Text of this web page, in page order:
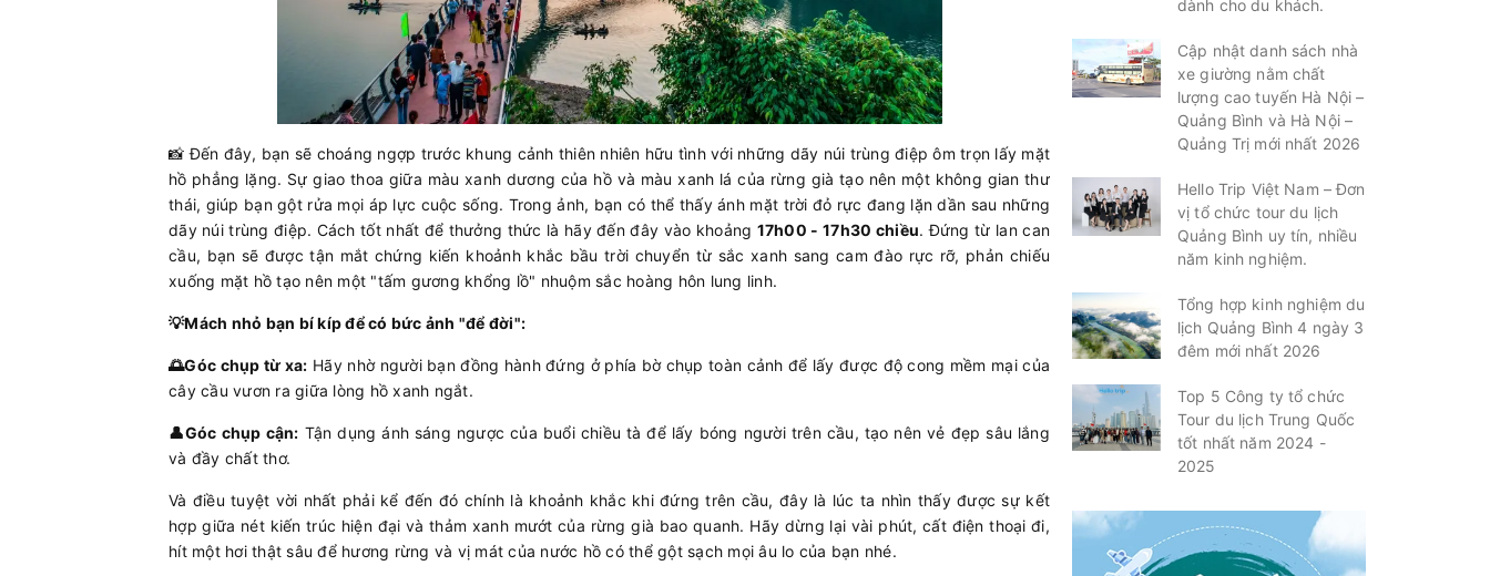
📸Đến đây, bạn sẽ choáng ngợp trước khung cảnh thiên nhiên hữu tình với những dãy núi trùng điệp ôm trọn lấy mặt
hồ phẳng lặng. Sự giao thoa giữa màu xanh dương của hồ và màu xanh lá của rừng già tạo nên một không gian thư
thái, giúp bạn gột rửa mọi áp lực cuộc sống. Trong ảnh, bạn có thể thấy ánh mặt trời đỏ rực đang lặn dần sau những
dãy núi trùng điệp. Cách tốt nhất để thưởng thức là hãy đến đây vào khoảng 17h00 - 17h30 chiều. Đứng từ lan can
cầu, bạn sẽ được tận mắt chứng kiến khoảnh khắc bầu trời chuyển từ sắc xanh sang cam đào rực rỡ, phản chiếu
xuống mặt hồ tạo nên một "tấm gương khổng lồ" nhuộm sắc hoàng hôn lung linh.
💡Mách nhỏ bạn bí kíp để có bức ảnh "để đời":
🌅Góc chụp từ xa: Hãy nhờ người bạn đồng hành đứng ở phía bờ chụp toàn cảnh để lấy được độ cong mềm mại của
cây cầu vươn ra giữa lòng hồ xanh ngắt.
👤Góc chụp cận: Tận dụng ánh sáng ngược của buổi chiều tà để lấy bóng người trên cầu, tạo nên vẻ đẹp sâu lắng
và đầy chất thơ.
Và điều tuyệt vời nhất phải kể đến đó chính là khoảnh khắc khi đứng trên cầu, đây là lúc ta nhìn thấy được sự kết
hợp giữa nét kiến trúc hiện đại và thảm xanh mướt của rừng già bao quanh. Hãy dừng lại vài phút, cất điện thoại đi,
hít một hơi thật sâu để hương rừng và vị mát của nước hồ có thể gột sạch mọi âu lo của bạn nhé.
dành cho du khách.
Cập nhật danh sách nhà
xe giường nằm chất
lượng cao tuyến Hà Nội –
Quảng Bình và Hà Nội –
Quảng Trị mới nhất 2026
Hello Trip Việt Nam – Đơn
vị tổ chức tour du lịch
Quảng Bình uy tín, nhiều
năm kinh nghiệm.
Tổng hợp kinh nghiệm du
lịch Quảng Bình 4 ngày 3
đêm mới nhất 2026
Top 5 Công ty tổ chức
Tour du lịch Trung Quốc
tốt nhất năm 2024 -
2025